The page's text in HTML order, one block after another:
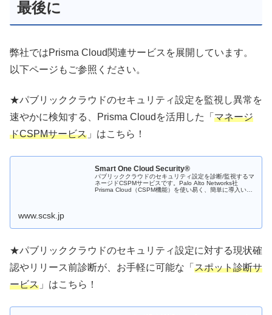
最後に
弊社ではPrisma Cloud関連サービスを展開しています。
以下ページもご参照ください。
★パブリッククラウドのセキュリティ設定を監視し異常を
速やかに検知する、Prisma Cloudを活用した「 マネージ
ドCSPMサービス 」はこちら！
Smart One Cloud Security®
パブリッククラウドのセキュリティ設定を診断/監視するマ
ネージドCSPMサービスです。Palo Alto Networks社
Prisma Cloud（CSPM機能）を使い易く、簡単に導入いた
www.scsk.jp
★パブリッククラウドのセキュリティ設定に対する現状確
認やリリース前診断が、お手軽に可能な「 スポット診断サ
ービス 」はこちら！